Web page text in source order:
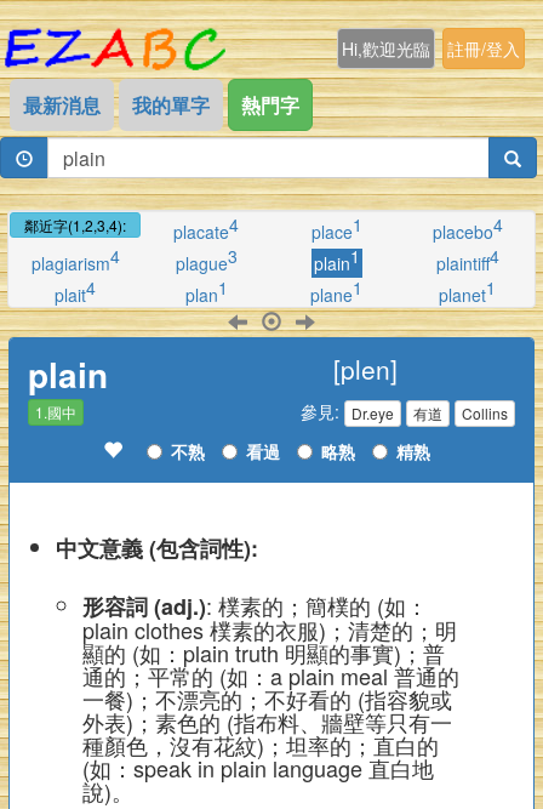
Hi,歡迎光臨 註冊/登入
最新消息 我的單字 熱門字
鄰近字(1,2,3,4): placate4 place1 placebo4
plagiarism4 plague3 plain1 plaintiff4
plait4 plan1 plane1 planet1
plain [plen]
1.國中 參見: Dr.eye 有道 Collins
不熟 看過 略熟 精熟
中文意義 (包含詞性):
形容詞 (adj.): 樸素的；簡樸的 (如：
plain clothes 樸素的衣服)；清楚的；明
顯的 (如：plain truth 明顯的事實)；普
通的；平常的 (如：a plain meal 普通的
一餐)；不漂亮的；不好看的 (指容貌或
外表)；素色的 (指布料、牆壁等只有一
種顏色，沒有花紋)；坦率的；直白的
(如：speak in plain language 直白地
說)。